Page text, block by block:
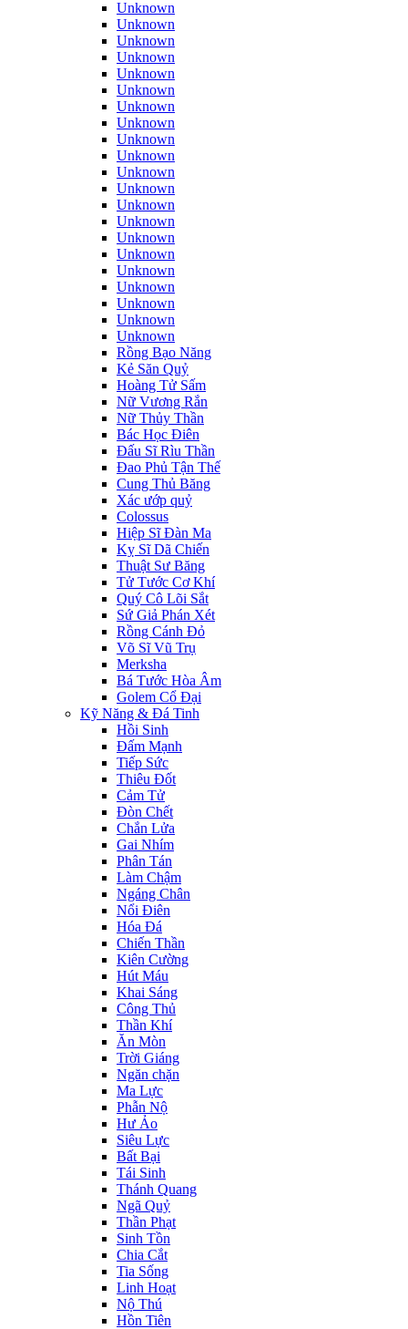
Unknown
Unknown
Unknown
Unknown
Unknown
Unknown
Unknown
Unknown
Unknown
Unknown
Unknown
Unknown
Unknown
Unknown
Unknown
Unknown
Unknown
Unknown
Unknown
Unknown
Unknown
Rồng Bạo Năng
Kẻ Săn Quỷ
Hoàng Tử Sấm
Nữ Vương Rắn
Nữ Thủy Thần
Bác Học Điên
Đấu Sĩ Rìu Thần
Đao Phủ Tận Thế
Cung Thủ Băng
Xác ướp quỷ
Colossus
Hiệp Sĩ Đàn Ma
Kỵ Sĩ Dã Chiến
Thuật Sư Băng
Tử Tước Cơ Khí
Quý Cô Lõi Sắt
Sứ Giả Phán Xét
Rồng Cánh Đỏ
Võ Sĩ Vũ Trụ
Merksha
Bá Tước Hòa Âm
Golem Cổ Đại
Kỹ Năng & Đá Tinh
Hồi Sinh
Đấm Mạnh
Tiếp Sức
Thiêu Đốt
Cảm Tử
Đòn Chết
Chắn Lửa
Gai Nhím
Phân Tán
Làm Chậm
Ngáng Chân
Nổi Điên
Hóa Đá
Chiến Thần
Kiên Cường
Hút Máu
Khai Sáng
Công Thủ
Thần Khí
Ăn Mòn
Trời Giáng
Ngăn chặn
Ma Lực
Phẫn Nộ
Hư Ảo
Siêu Lực
Bất Bại
Tái Sinh
Thánh Quang
Ngã Quỷ
Thần Phạt
Sinh Tồn
Chia Cắt
Tia Sống
Linh Hoạt
Nộ Thú
Hồn Tiên